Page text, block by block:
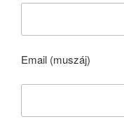
Email (muszáj)